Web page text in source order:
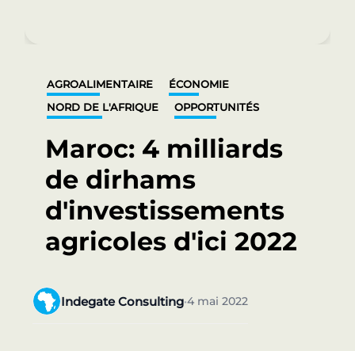
AGROALIMENTAIRE
ÉCONOMIE
NORD DE L'AFRIQUE
OPPORTUNITÉS
Maroc: 4 milliards
de dirhams
d'investissements
agricoles d'ici 2022
Indegate Consulting•4 mai 2022